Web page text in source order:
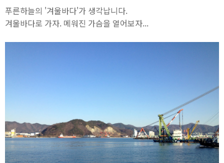
푸른하늘의 '겨울바다'가 생각납니다.
겨울바다로 가자. 메워진 가슴을 열어보자...